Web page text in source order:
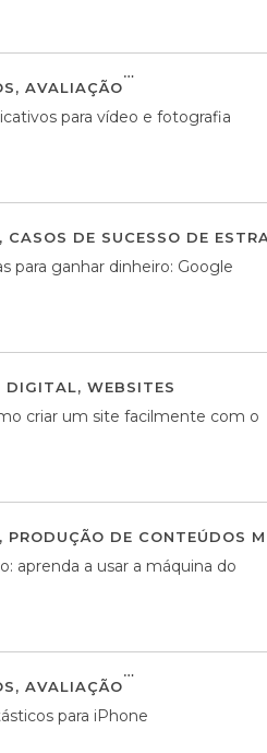
, AVALIAÇÃO
para vídeo e fotografia
, CASOS DE SUCESSO DE
para ganhar dinheiro: Google
DIGITAL, WEBSITES
criar um site facilmente com o
, PRODUÇÃO DE CONTEÚDOS
aprenda a usar a máquina do
, AVALIAÇÃO
para iPhone